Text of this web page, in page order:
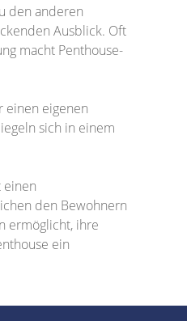
den anderen
Ausblick. Oft
macht Penthouse-
einen eigenen
sich in einem
einen
den Bewohnern
ermöglicht, ihre
ein